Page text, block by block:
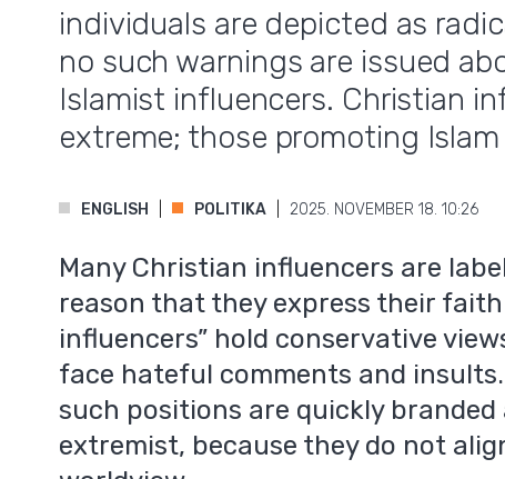
individuals are depicted as
no such warnings are issued
Islamist influencers. Christian
extreme; those promoting
ENGLISH POLITIKA 2025. NOVEMBER 18. 10:26
Many Christian influencers are
reason that they express their
influencers” hold conservative
face hateful comments and
such positions are quickly
extremist, because they do not